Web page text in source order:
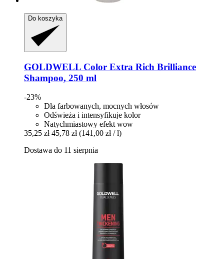
Do koszyka
GOLDWELL Color Extra Rich Brilliance
Shampoo, 250 ml
-23%
Dla farbowanych, mocnych włosów
Odświeża i intensyfikuje kolor
Natychmiastowy efekt wow
35,25 zł 45,78 zł (141,00 zł / l)
Dostawa do 11 sierpnia